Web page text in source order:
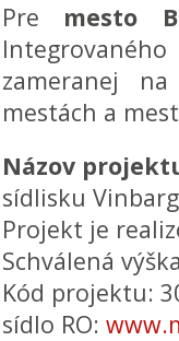
Pre mesto
zameranej
mestách a
Názov
sídlisku
Projekt je
Schválená
Kód projektu:
sídlo RO: